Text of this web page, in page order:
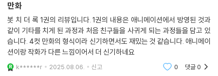
만화
봇 치 더 록 1권의 리뷰입니다. 1권의 내용은 애니메이션에서 방영된 것과
같이 기타를 치게 된 과정과 처음 친구들을 사귀게 되는 과정들을 담고 있
습니다. 4컷 만화의 형식이라 신기하면서도 재밌는 것 같습니다. 애니메이
션이랑 작화가 다른 느낌이어서 더 신기하네요
k******r 2025.08.06. 신고 0 댓글0